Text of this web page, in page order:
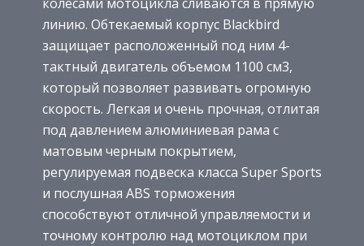
линию. Обтекаемый корпус Blackbird
защищает расположенный под ним 4-
тактный двигатель объемом 1100 см3,
который позволяет развивать огромную
скорость. Легкая и очень прочная, отлитая
под давлением алюминиевая рама с
матовым черным покрытием,
регулируемая подвеска класса Super Sports
и послушная ABS торможения
способствуют отличной управляемости и
точному контролю над мотоциклом при